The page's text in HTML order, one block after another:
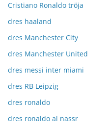
Cristiano Ronaldo tröja
dres haaland
dres Manchester City
dres Manchester United
dres messi inter miami
dres RB Leipzig
dres ronaldo
dres ronaldo al nassr